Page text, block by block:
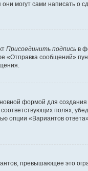
могут сами написать о
Присоединить подпись в
сообщений»
формой для создания
полях,
опции «Вариантов
превышающее это